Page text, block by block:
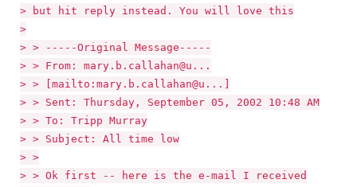
> but hit reply instead. You will love this
>
> > -----Original Message-----
> > From: mary.b.callahan@u...
> > [mailto:mary.b.callahan@u...]
> > Sent: Thursday, September 05, 2002 10:48 AM
> > To: Tripp Murray
> > Subject: All time low
> >
> > Ok first -- here is the e-mail I received